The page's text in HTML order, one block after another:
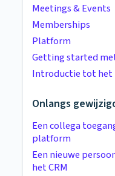
Meetings & Events
Memberships
Platform
Getting started
Introductie tot
Onlangs
Een collega
platform
Een nieuwe
het CRM